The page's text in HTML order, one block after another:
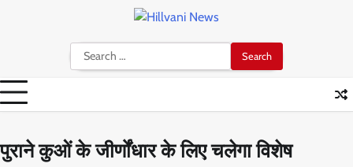
Search
for:
पुराने कुओं के जीर्णोंधार के लिए चलेगा विशेष